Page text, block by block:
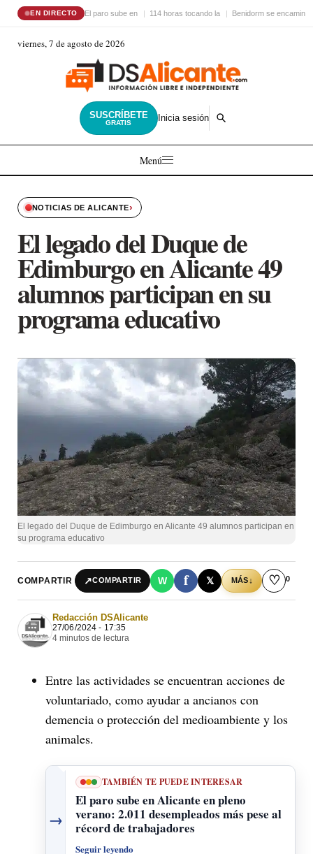
EN DIRECTO El paro sube en 114 horas tocando la Benidorm se encamina
viernes, 7 de agosto de 2026
SUSCRÍBETE
GRATIS Inicia sesión
Menú
NOTICIAS DE ALICANTE›
El legado del Duque de
Edimburgo en Alicante 49
alumnos participan en su
programa educativo
El legado del Duque de Edimburgo en Alicante 49 alumnos participan en
su programa educativo
COMPARTIR ↗COMPARTIR W f 𝕏 MÁS↓ ♡ 0
Redacción DSAlicante
27/06/2024 - 17:35
4 minutos de lectura
Entre las actividades se encuentran acciones de
voluntariado, como ayudar a ancianos con
demencia o protección del medioambiente y los
animales.
→
TAMBIÉN TE PUEDE INTERESAR
El paro sube en Alicante en pleno
verano: 2.011 desempleados más pese al
récord de trabajadores
Seguir leyendo